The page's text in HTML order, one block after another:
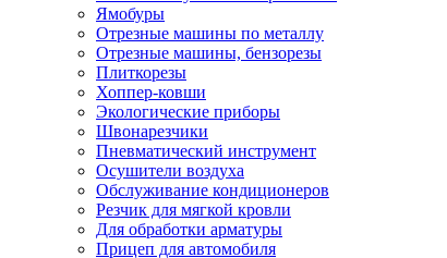
Ямобуры
Отрезные машины по металлу
Отрезные машины, бензорезы
Плиткорезы
Хоппер-ковши
Экологические приборы
Швонарезчики
Пневматический инструмент
Осушители воздуха
Обслуживание кондиционеров
Резчик для мягкой кровли
Для обработки арматуры
Прицеп для автомобиля